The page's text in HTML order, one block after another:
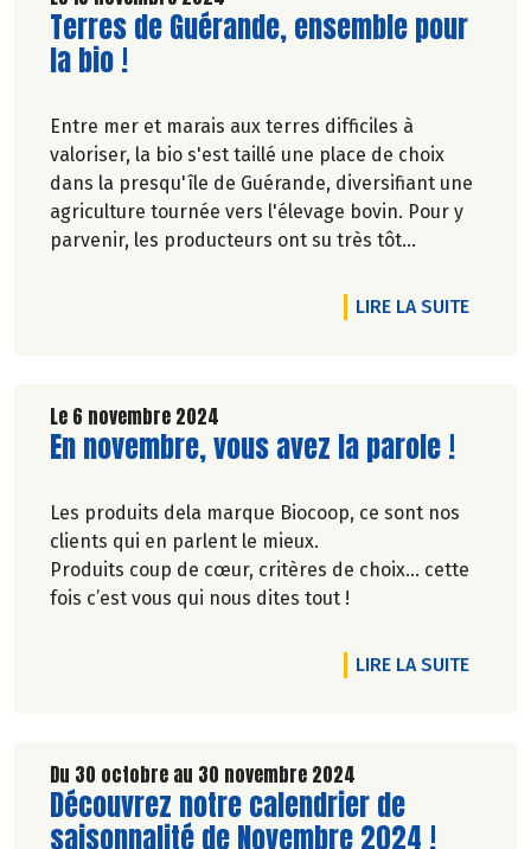
Lire la suite de l'article
Terres de Guérande, ensemble pour
la bio !
Entre mer et marais aux terres difficiles à
valoriser, la bio s'est taillé une place de choix
dans la presqu'île de Guérande, diversifiant une
agriculture tournée vers l'élevage bovin. Pour y
parvenir, les producteurs ont su très tôt
LIRE LA SUITEDE
Le 6 novembre 2024
Lire la suite de l'article
En novembre, vous avez la parole !
Les produits dela marque Biocoop, ce sont nos
clients qui en parlent le mieux.
Produits coup de cœur, critères de choix… cette
fois c’est vous qui nous dites tout !
LIRE LA SUITEDE
Du 30 octobre au 30 novembre 2024
Lire la suite de l'article
Découvrez notre calendrier de
saisonnalité de Novembre 2024 !